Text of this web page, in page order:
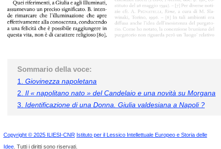
Sommario della voce:
1. Giovinezza napoletana
2. Il « napolitano nato » del Candelaio e una novità su Morgana
3. Identificazione di una Donna. Giulia valdesiana a Napoli ?
Copyright © 2025 ILIESI-CNR Istituto per il Lessico Intellettuale Europeo e Storia delle
Idee. Tutti i diritti sono riservati.